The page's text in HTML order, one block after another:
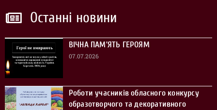
Останні новини
ВІЧНА ПАМ’ЯТЬ ГЕРОЯМ
07.07.2026
Роботи учасників обласного конкурсу
образотворчого та декоративного